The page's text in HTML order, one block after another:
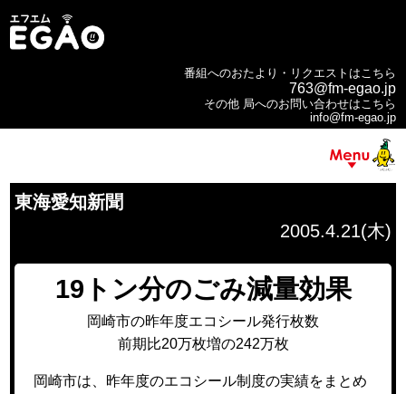
番組へのおたより・リクエストはこちら
763@fm-egao.jp
その他 局へのお問い合わせはこちら
info@fm-egao.jp
東海愛知新聞
2005.4.21(木)
19トン分のごみ減量効果
岡崎市の昨年度エコシール発行枚数
前期比20万枚増の242万枚
岡崎市は、昨年度のエコシール制度の実績をまとめ